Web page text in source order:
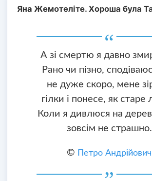
Яна Жемотеліте. Хороша була
А зі смертю я давно
Рано чи пізно,
не дуже скоро, мене
гілки і понесе, як старе
Коли я дивлюся на
зовсім не страшно.
© Петро Андрійович